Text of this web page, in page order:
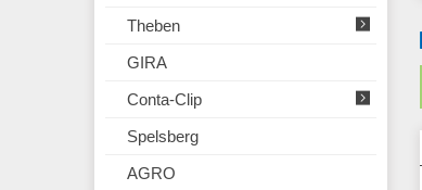
Theben
GIRA
Conta-Clip
Spelsberg
AGRO